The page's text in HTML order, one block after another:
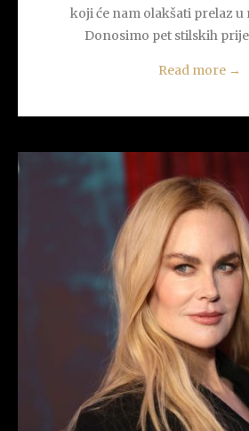
koji će nam olakšati prelaz u
Donosimo pet stilskih
Read more →
READ MORE